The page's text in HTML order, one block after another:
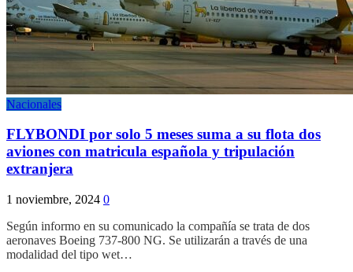
Nacionales
FLYBONDI por solo 5 meses suma a su flota dos
aviones con matricula española y tripulación
extranjera
1 noviembre, 2024 0
Según informo en su comunicado la compañía se trata de dos
aeronaves Boeing 737-800 NG. Se utilizarán a través de una
modalidad del tipo wet…